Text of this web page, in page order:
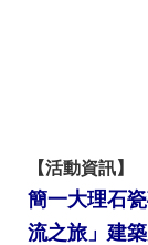
【活動資訊】
簡一大理石
流之旅」建